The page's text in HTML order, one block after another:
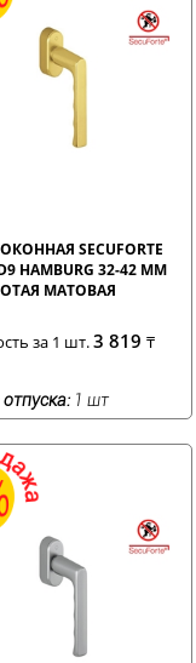
SECUFORTE
HAMBURG 32-42 ММ
МАТОВАЯ
за 1 шт.3 819 ₸
1 шт